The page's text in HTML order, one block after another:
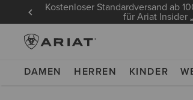
Kostenloser Standardversand ab
für Ariat Insider
DAMEN HERREN KINDER